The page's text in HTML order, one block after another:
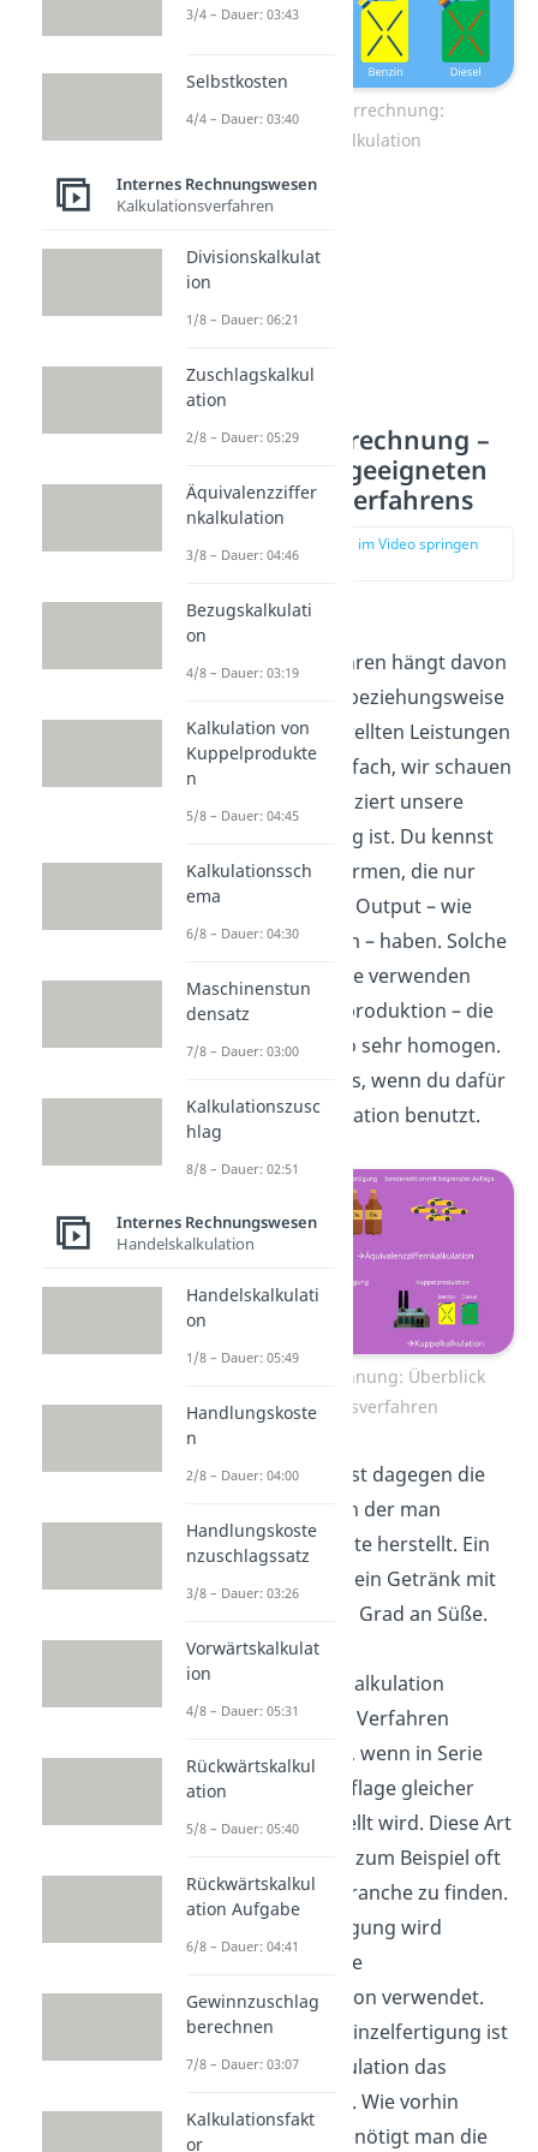
Kostenträgerrechnung:
Kuppelkalkulation
Kostenträgerrechnung –
Auswahl des geeigneten
Kalkulationsverfahrens
zur Stelle im Video springen
(02:11)
Die Auswahl des
Kalkulationsverfahren hängt davon
ab, wie homogen beziehungsweise
heterogen die erstellten Leistungen
sind. Das heißt einfach, wir schauen
uns an, wie kompliziert unsere
Produktherstellung ist. Du kennst
bestimmt große Firmen, die nur
einen bestimmten Output – wie
zum Beispiel Strom – haben. Solche
Einproduktbetriebe verwenden
meist die Massenproduktion – die
Produktion ist also sehr homogen.
Daher reicht es aus, wenn du dafür
die Divisionskalkulation benutzt.
Kostenträgerrechnung: Überblick
Kalkulationsverfahren
Etwas komplexer ist dagegen die
Sortenfertigung, in der man
verwandte Produkte herstellt. Ein
Beispiel hierfür ist ein Getränk mit
unterschiedlichem Grad an Süße.
Hier wird die
Äquivalenzziffernkalkulation
verwendet. Dieses Verfahren
benutzt man auch, wenn in Serie
eine begrenzte Auflage gleicher
Produkte hergestellt wird. Diese Art
der Produktion ist zum Beispiel oft
in der Automobilbranche zu finden.
Für die Serienfertigung wird
manchmal auch die
Zuschlagskalkulation verwendet.
Und auch für die Einzelfertigung ist
die Zuschlagskalkulation das
richtige Verfahren. Wie vorhin
schon erwähnt, benötigt man die
3/4 – Dauer: 03:43
Selbstkosten
4/4 – Dauer: 03:40
Internes Rechnungswesen
Kalkulationsverfahren
Divisionskalkulat
ion
1/8 – Dauer: 06:21
Zuschlagskalkul
ation
2/8 – Dauer: 05:29
Äquivalenzziffer
nkalkulation
3/8 – Dauer: 04:46
Bezugskalkulati
on
4/8 – Dauer: 03:19
Kalkulation von
Kuppelprodukte
n
5/8 – Dauer: 04:45
Kalkulationssch
ema
6/8 – Dauer: 04:30
Maschinenstun
densatz
7/8 – Dauer: 03:00
Kalkulationszusc
hlag
8/8 – Dauer: 02:51
Internes Rechnungswesen
Handelskalkulation
Handelskalkulati
on
1/8 – Dauer: 05:49
Handlungskoste
n
2/8 – Dauer: 04:00
Handlungskoste
nzuschlagssatz
3/8 – Dauer: 03:26
Vorwärtskalkulat
ion
4/8 – Dauer: 05:31
Rückwärtskalkul
ation
5/8 – Dauer: 05:40
Rückwärtskalkul
ation Aufgabe
6/8 – Dauer: 04:41
Gewinnzuschlag
berechnen
7/8 – Dauer: 03:07
Kalkulationsfakt
or